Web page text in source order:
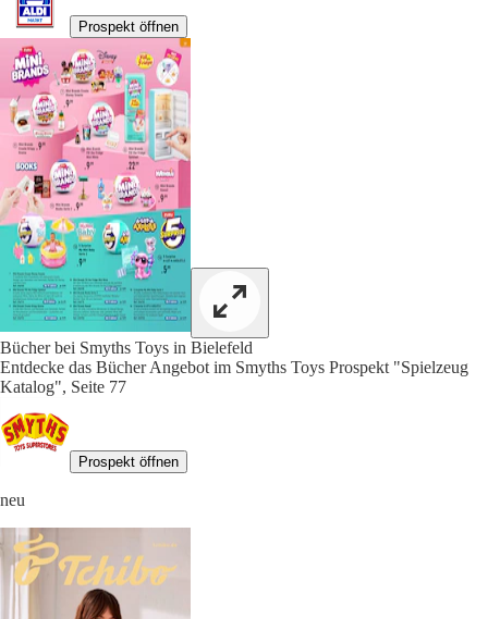
Prospekt öffnen
Bücher bei Smyths Toys in Bielefeld
Entdecke das Bücher Angebot im Smyths Toys Prospekt "Spielzeug
Katalog", Seite 77
Prospekt öffnen
neu